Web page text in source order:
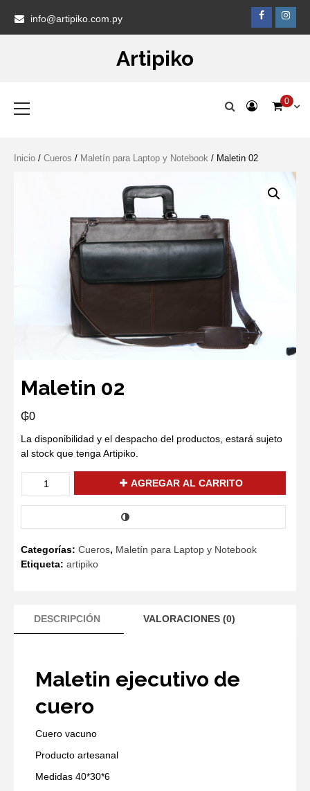
content
info@artipiko.com.py
Artipiko
Menu
0
Inicio / Cueros / Maletín para Laptop y Notebook / Maletin 02
Maletin 02
₲0
La disponibilidad y el despacho del productos, estará sujeto
al stock que tenga Artipiko.
cantidad
AGREGAR AL CARRITO
Categorías: Cueros, Maletín para Laptop y Notebook
Etiqueta: artipiko
DESCRIPCIÓN VALORACIONES (0)
Maletin ejecutivo de
cuero
Cuero vacuno
Producto artesanal
Medidas 40*30*6